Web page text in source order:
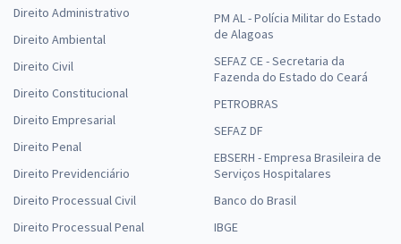
Direito Administrativo
Direito Ambiental
Direito Civil
Direito Constitucional
Direito Empresarial
Direito Penal
Direito Previdenciário
Direito Processual Civil
Direito Processual Penal
PM AL - Polícia Militar do Estado
de Alagoas
SEFAZ CE - Secretaria da
Fazenda do Estado do Ceará
PETROBRAS
SEFAZ DF
EBSERH - Empresa Brasileira de
Serviços Hospitalares
Banco do Brasil
IBGE